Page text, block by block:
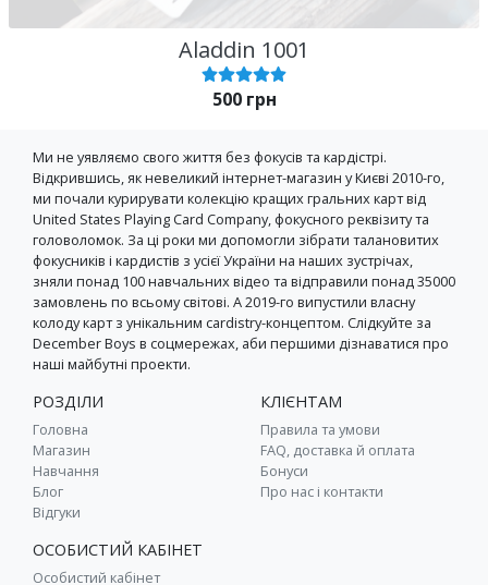
Aladdin 1001
500 грн
Ми не уявляємо свого життя без фокусів та кардістрі.
Відкрившись, як невеликий інтернет-магазин у Києві 2010-го,
ми почали курирувати колекцію кращих гральних карт від
United States Playing Card Company, фокусного реквізиту та
головоломок. За ці роки ми допомогли зібрати талановитих
фокусників і кардистів з усієї України на наших зустрічах,
зняли понад 100 навчальних відео та відправили понад 35000
замовлень по всьому світові. А 2019-го випустили власну
колоду карт з унікальним cardistry-концептом. Слідкуйте за
December Boys в соцмережах, аби першими дізнаватися про
наші майбутні проекти.
РОЗДІЛИ
Головна
Магазин
Навчання
Блог
Відгуки
КЛІЄНТАМ
Правила та умови
FAQ, доставка й оплата
Бонуси
Про нас і контакти
ОСОБИСТИЙ КАБІНЕТ
Особистий кабінет